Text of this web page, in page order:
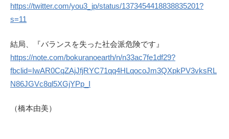
https://twitter.com/you3_jp/status/1373454418838835201?
s=11
結局、『バランスを失った社会派危険です』
https://note.com/bokuranoearth/n/n33ac7fe1df29?
fbclid=IwAR0CqZAjJfjRYC71qq4HLqocoJm3QXpkPV3vksRL
N86JGVc8ql5XGjYPp_I
（橋本由美）